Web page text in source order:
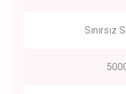
Sınırsız